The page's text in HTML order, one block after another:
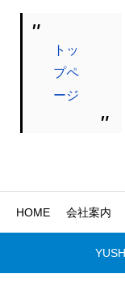
トッ
プペ
ージ
HOME 会社案内